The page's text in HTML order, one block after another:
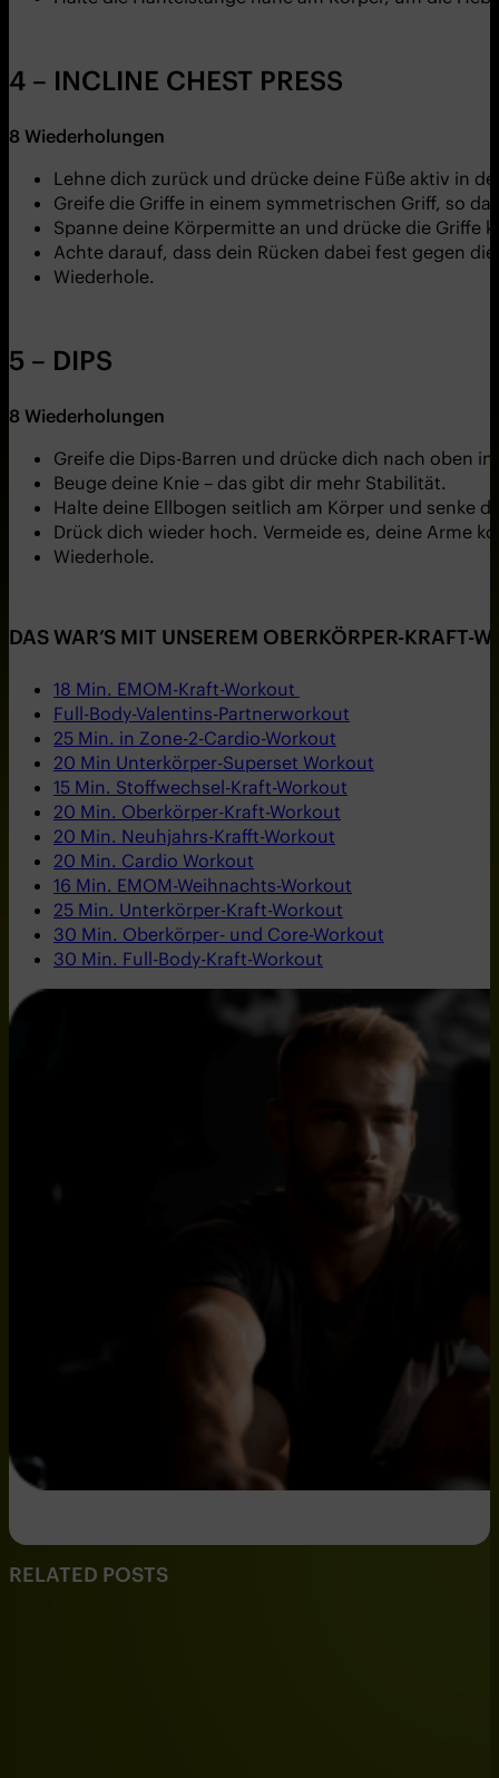
4 – INCLINE CHEST PRESS
8 Wiederholungen
Lehne dich zurück und drücke deine Füße aktiv in
Greife die Griffe in einem symmetrischen Griff, so
Spanne deine Körpermitte an und drücke die Griffe
Achte darauf, dass dein Rücken dabei fest gegen
Wiederhole.
5 – DIPS
8 Wiederholungen
Greife die Dips-Barren und drücke dich nach oben
Beuge deine Knie – das gibt dir mehr Stabilität.
Halte deine Ellbogen seitlich am Körper und senke
Drück dich wieder hoch. Vermeide es, deine Arme
Wiederhole.
DAS WAR’S MIT UNSEREM OBERKÖRPER-KRAFT-
18 Min. EMOM-Kraft-Workout
Full-Body-Valentins-Partnerworkout
25 Min. in Zone-2-Cardio-Workout
20 Min Unterkörper-Superset Workout
15 Min. Stoffwechsel-Kraft-Workout
20 Min. Oberkörper-Kraft-Workout
20 Min. Neuhjahrs-Krafft-Workout
20 Min. Cardio Workout
16 Min. EMOM-Weihnachts-Workout
25 Min. Unterkörper-Kraft-Workout
30 Min. Oberkörper- und Core-Workout
30 Min. Full-Body-Kraft-Workout
RELATED POSTS